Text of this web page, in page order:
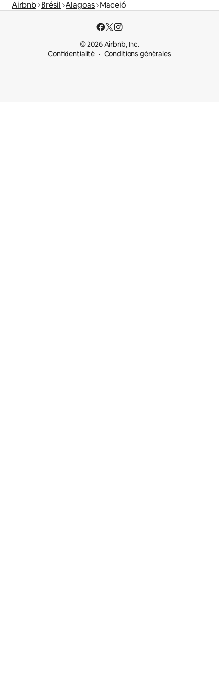
Airbnb Brésil Alagoas Maceió
© 2026 Airbnb, Inc.
Confidentialité
Conditions générales